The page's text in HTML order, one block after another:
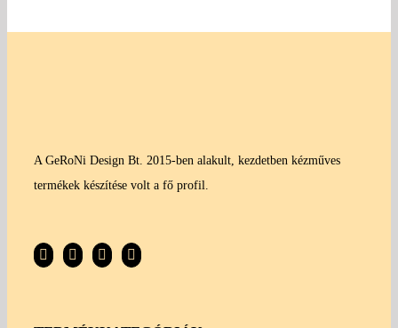
A GeRoNi Design Bt. 2015-ben alakult, kezdetben kézműves
termékek készítése volt a fő profil.